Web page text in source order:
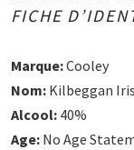
FICHE
Marque:Cooley
Nom: Kilbeggan
Alcool: 40%
Age: No Age